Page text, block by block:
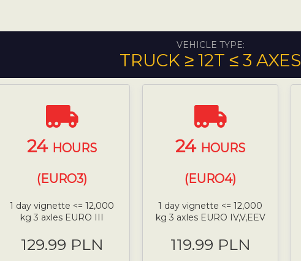
VEHICLE TYPE:
TRUCK ≥ 12T ≤ 3 AXES
24 HOURS
(EURO3)
1 day vignette <= 12,000
kg 3 axles EURO III
129.99 PLN
24 HOURS
(EURO4)
1 day vignette <= 12,000
kg 3 axles EURO IV,V,EEV
119.99 PLN